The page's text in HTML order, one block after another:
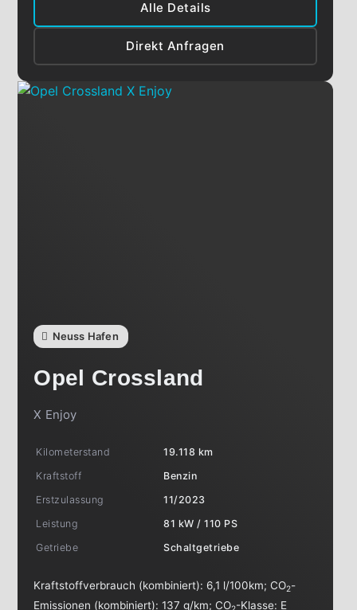
Alle Details
Direkt Anfragen
Neuss Hafen
Opel Crossland
X Enjoy
Kilometerstand
19.118 km
Kraftstoff
Benzin
Erstzulassung
11/2023
Leistung
81 kW / 110 PS
Getriebe
Schaltgetriebe
Kraftstoffverbrauch (kombiniert): 6,1 l/100km;CO2-
Emissionen (kombiniert):137 g/km;CO -Klasse: E